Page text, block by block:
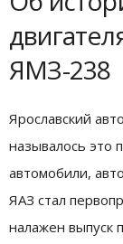
ЯМЗ-238
Ярославский
называлось это
автомобили,
ЯАЗ стал
налажен выпуск